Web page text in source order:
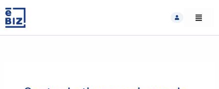
content